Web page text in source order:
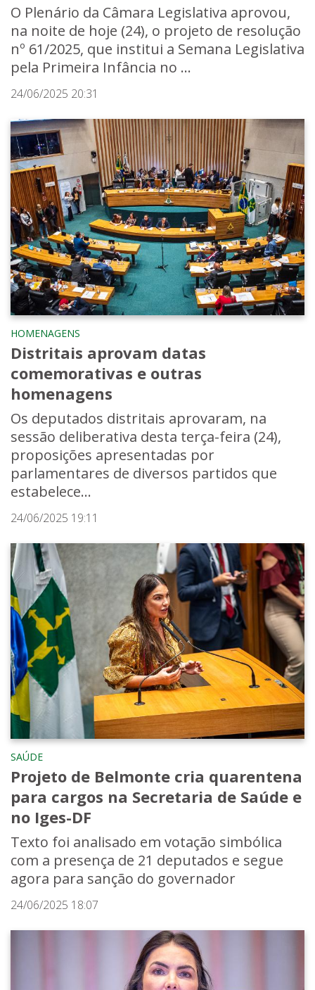
O Plenário da Câmara Legislativa aprovou,
na noite de hoje (24), o projeto de resolução
nº 61/2025, que institui a Semana Legislativa
pela Primeira Infância no ...
24/06/2025 20:31
HOMENAGENS
Distritais aprovam datas
comemorativas e outras
homenagens
Os deputados distritais aprovaram, na
sessão deliberativa desta terça-feira (24),
proposições apresentadas por
parlamentares de diversos partidos que
estabelece...
24/06/2025 19:11
SAÚDE
Projeto de Belmonte cria quarentena
para cargos na Secretaria de Saúde e
no Iges-DF
Texto foi analisado em votação simbólica
com a presença de 21 deputados e segue
agora para sanção do governador
24/06/2025 18:07